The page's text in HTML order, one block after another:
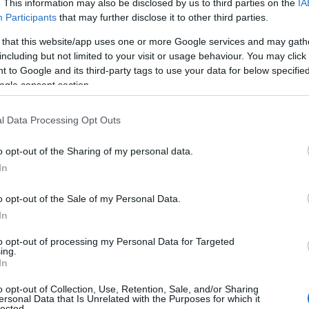
This information may also be disclosed by us to third parties on the
Participants that may further disclose it to other third parties.
that this website/app uses one or more Google services and may
but not limited to your visit or usage behaviour. You may
to Google and its third-party tags to use your data for below
consent section.
Data Processing Opt Outs
opt-out of the Sharing of my personal data.
opt-out of the Sale of my Personal Data.
opt-out of processing my Personal Data for Targeted
opt-out of Collection, Use, Retention, Sale, and/or Sharing
Data that Is Unrelated with the Purposes for which it
προσπάθειες για τη μεγαλύτερη δυνατή
διανομής ηλεκτρικής ενέργειας,
της παρεχόμενης ενέργειας.
υλοποιεί καθημερινά έργα συντήρησης,
οποία απαιτούν προσωρινές διακοπές
εργασίες σας και να ελαχιστοποιηθεί η
να ενημερωθείτε για τις περιοχές
ηλεκτροδότησης.